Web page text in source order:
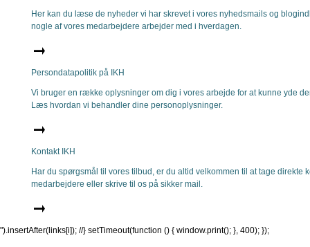
Her kan du læse de nyheder vi har skrevet i vores nyhedsmails og
nogle af vores medarbejdere arbejder med i hverdagen.
Persondatapolitik på IKH
Vi bruger en række oplysninger om dig i vores arbejde for at kunne yde
Læs hvordan vi behandler dine personoplysninger.
Kontakt IKH
Har du spørgsmål til vores tilbud, er du altid velkommen til at tage direkte
medarbejdere eller skrive til os på sikker mail.
").insertAfter(links[i]); //} setTimeout(function () { window.print(); }, 400); });